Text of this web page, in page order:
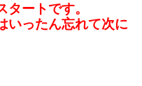
ートです。
いったん忘れて次に